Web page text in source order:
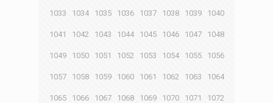
1033 1034 1035 1036 1037 1038 1039 1040
1041 1042 1043 1044 1045 1046 1047 1048
1049 1050 1051 1052 1053 1054 1055 1056
1057 1058 1059 1060 1061 1062 1063 1064
1065 1066 1067 1068 1069 1070 1071 1072